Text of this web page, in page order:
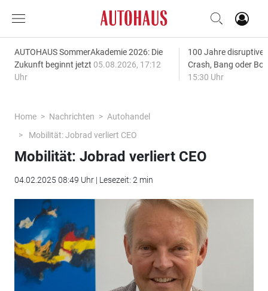
AUTOHAUS SommerAkademie 2026: Die
Zukunft beginnt jetzt 05.08.2026, 17:12
Uhr
100 Jahre disruptive
Crash, Bang oder
15:30 Uhr
Home Nachrichten
Autohandel
Mobilität: Jobrad verliert CEO
Mobilität: Jobrad verliert CEO
04.02.2025 08:49 Uhr | Lesezeit: 2 min